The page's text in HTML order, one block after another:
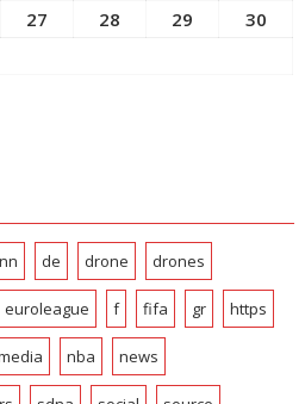
27 28 29
30
de drone drones
euroleague f fifa gr https
nba news